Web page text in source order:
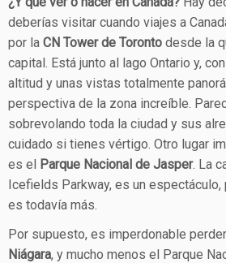
deberías visitar cuando viajes a
por la CN Tower de Toronto desde la
capital. Está junto al lago Ontario y,
altitud y unas vistas totalmente
perspectiva de la zona increíble.
sobrevolando toda la ciudad y sus
cuidado si tienes vértigo. Otro lugar
es el Parque Nacional de Jasper. La
Icefields Parkway, es un
es todavía más.
Por supuesto, es imperdonable
Niágara, y mucho menos el Parque